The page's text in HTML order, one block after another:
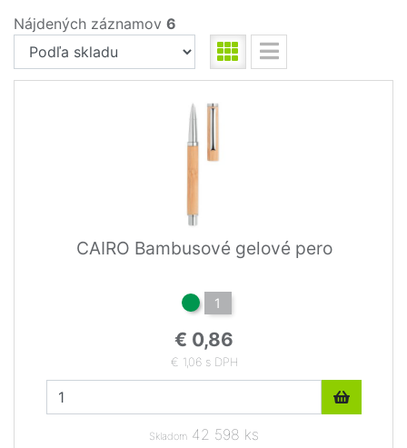
Nájdených záznamov 6
CAIRO Bambusové gelové pero
1
€ 0,86
€ 1,06 s DPH
Skladom 42 598 ks